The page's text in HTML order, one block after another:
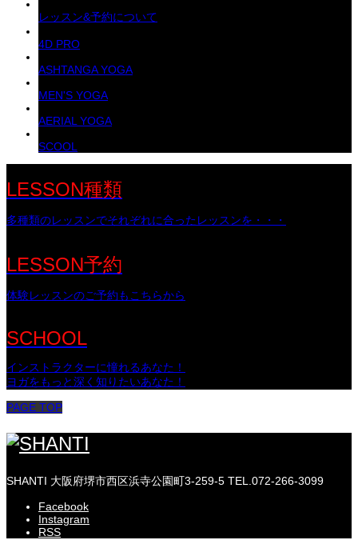
レッスン&予約について
4D PRO
ASHTANGA YOGA
MEN'S YOGA
AERIAL YOGA
SCOOL
LESSON種類
多種類のレッスンでそれぞれに合ったレッスンを・・・
LESSON予約
体験レッスンのご予約もこちらから
SCHOOL
インストラクターに憧れるあなた！
ヨガをもっと深く知りたいあなた！
PAGE TOP
SHANTI 大阪府堺市西区浜寺公園町3-259-5 TEL.072-266-3099
Facebook
Instagram
RSS